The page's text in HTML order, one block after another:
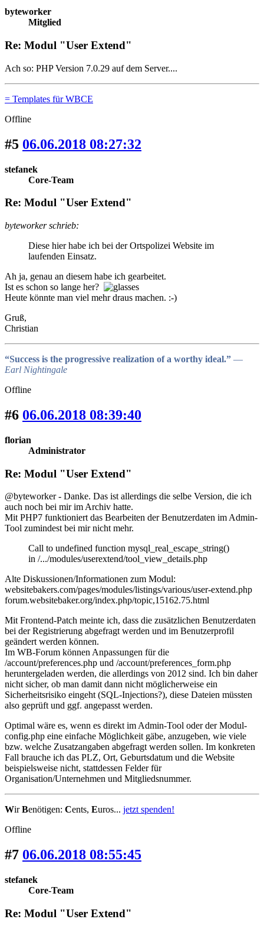
byteworker
Mitglied
Re: Modul "User Extend"
Ach so: PHP Version 7.0.29 auf dem Server....
= Templates für WBCE
Offline
#5 06.06.2018 08:27:32
stefanek
Core-Team
Re: Modul "User Extend"
byteworker schrieb:
Diese hier habe ich bei der Ortspolizei Website im
laufenden Einsatz.
Ah ja, genau an diesem habe ich gearbeitet.
Ist es schon so lange her?
Heute könnte man viel mehr draus machen. :-)
Gruß,
Christian
“Success is the progressive realization of a worthy ideal.” ―
Earl Nightingale
Offline
#6 06.06.2018 08:39:40
florian
Administrator
Re: Modul "User Extend"
@byteworker - Danke. Das ist allerdings die selbe Version, die ich
auch noch bei mir im Archiv hatte.
Mit PHP7 funktioniert das Bearbeiten der Benutzerdaten im Admin-
Tool zumindest bei mir nicht mehr.
Call to undefined function mysql_real_escape_string()
in /.../modules/userextend/tool_view_details.php
Alte Diskussionen/Informationen zum Modul:
websitebakers.com/pages/modules/listings/various/user-extend.php
forum.websitebaker.org/index.php/topic,15162.75.html
Mit Frontend-Patch meinte ich, dass die zusätzlichen Benutzerdaten
bei der Registrierung abgefragt werden und im Benutzerprofil
geändert werden können.
Im WB-Forum können Anpassungen für die
/account/preferences.php und /account/preferences_form.php
heruntergeladen werden, die allerdings von 2012 sind. Ich bin daher
nicht sicher, ob man damit dann nicht möglicherweise ein
Sicherheitsrisiko eingeht (SQL-Injections?), diese Dateien müssten
also geprüft und ggf. angepasst werden.
Optimal wäre es, wenn es direkt im Admin-Tool oder der Modul-
config.php eine einfache Möglichkeit gäbe, anzugeben, wie viele
bzw. welche Zusatzangaben abgefragt werden sollen. Im konkreten
Fall brauche ich das PLZ, Ort, Geburtsdatum und die Website
beispielsweise nicht, stattdessen Felder für
Organisation/Unternehmen und Mitgliedsnummer.
WirBenötigen: Cents, Euros... jetzt spenden!
Offline
#7 06.06.2018 08:55:45
stefanek
Core-Team
Re: Modul "User Extend"